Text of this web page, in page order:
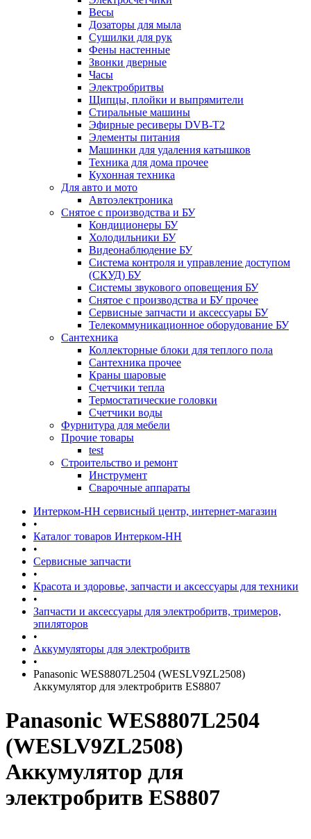
Весы
Дозаторы для мыла
Сушилки для рук
Фены настенные
Звонки дверные
Часы
Электробритвы
Щипцы, плойки и выпрямители
Стиральные машины
Эфирные ресиверы DVB-T2
Элементы питания
Машинки для удаления катышков
Техника для дома прочее
Кухонная техника
Для авто и мото
Автоэлектроника
Снятое с производства и БУ
Кондиционеры БУ
Холодильники БУ
Видеонаблюдение БУ
Система контроля и управление доступом
(СКУД) БУ
Системы звукового оповещения БУ
Снятое с производства и БУ прочее
Сервисные запчасти и аксессуары БУ
Телекоммуникационное оборудование БУ
Сантехника
Коллекторные блоки для теплого пола
Сантехника прочее
Краны шаровые
Счетчики тепла
Термоcтатические головки
Счетчики воды
Фурнитура для мебели
Прочие товары
test
Строительство и ремонт
Инструмент
Сварочные аппараты
Интерком-НН сервисный центр, интернет-магазин
•
Каталог товаров Интерком-НН
•
Сервисные запчасти
•
Красота и здоровье, запчасти и аксессуары для техники
•
Запчасти и аксессуары для электробритв, тримеров,
эпиляторов
•
Аккумуляторы для электробритв
•
Panasonic WES8807L2504 (WESLV9ZL2508)
Аккумулятор для электробритв ES8807
Panasonic WES8807L2504
(WESLV9ZL2508)
Аккумулятор для
электробритв ES8807